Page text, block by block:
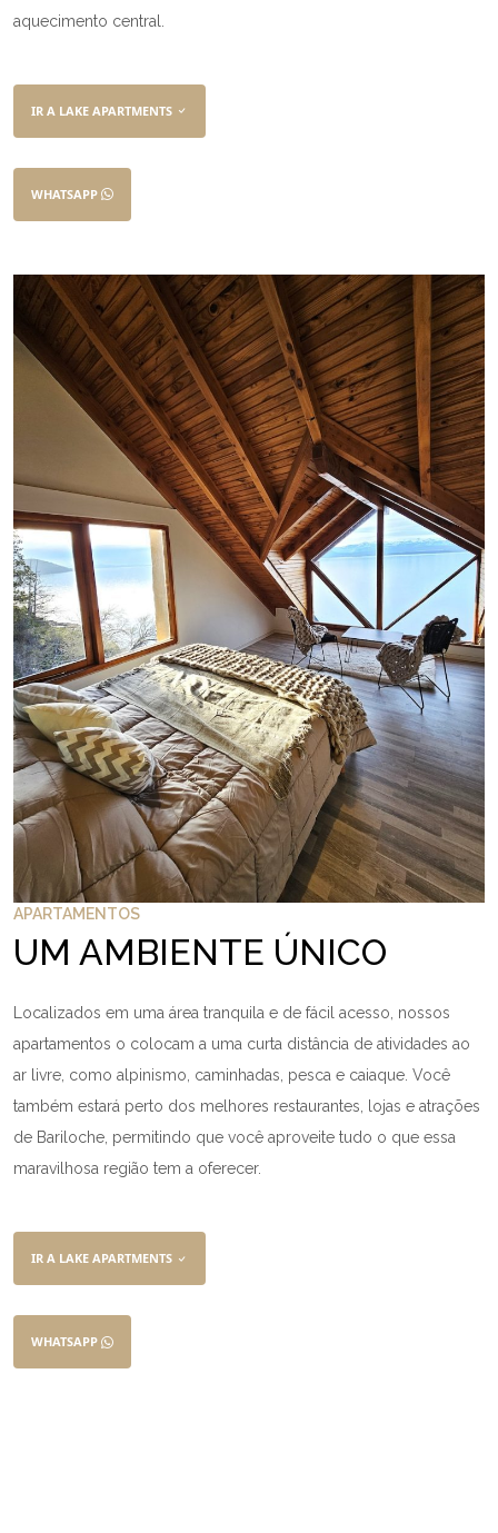
aquecimento central.
IR A LAKE APARTMENTS
WHATSAPP
APARTAMENTOS
UM AMBIENTE ÚNICO
Localizados em uma área tranquila e de fácil acesso, nossos
apartamentos o colocam a uma curta distância de atividades ao
ar livre, como alpinismo, caminhadas, pesca e caiaque. Você
também estará perto dos melhores restaurantes, lojas e atrações
de Bariloche, permitindo que você aproveite tudo o que essa
maravilhosa região tem a oferecer.
IR A LAKE APARTMENTS
WHATSAPP